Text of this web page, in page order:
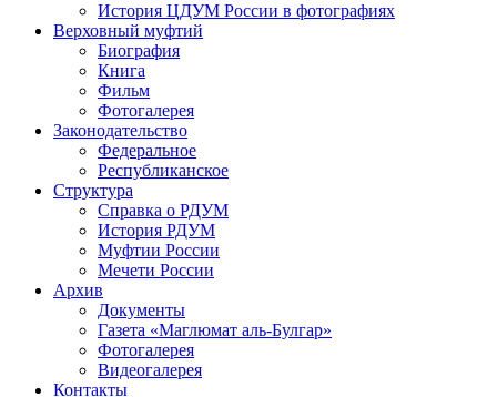
История ЦДУМ России в фотографиях
Верховный муфтий
Биография
Книга
Фильм
Фотогалерея
Законодательство
Федеральное
Республиканское
Структура
Справка о РДУМ
История РДУМ
Муфтии России
Мечети России
Архив
Документы
Газета «Маглюмат аль-Булгар»
Фотогалерея
Видеогалерея
Контакты